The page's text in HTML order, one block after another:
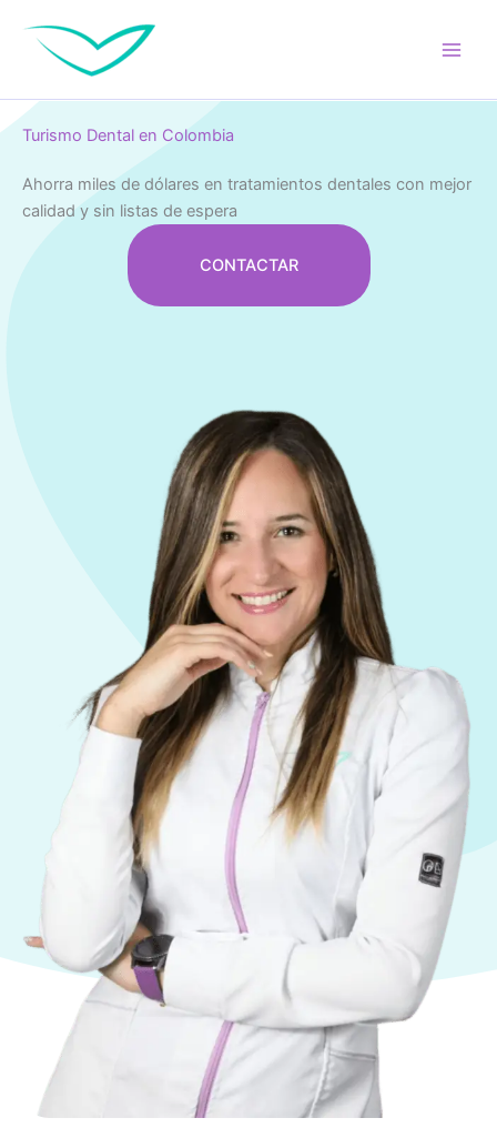
contenido
Turismo Dental en Colombia
Ahorra miles de dólares en tratamientos dentales con mejor
calidad y sin listas de espera
CONTACTAR